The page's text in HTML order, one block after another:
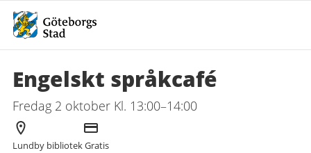
Engelskt språkcafé
Fredag 2 oktober Kl. 13:00–14:00
Arrangör
Lundby bibliotek
Kostnad
Gratis